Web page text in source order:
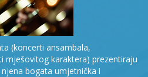
(koncerti ansambala,
mješovitog karaktera) prezentiraju
bogata umjetnička i